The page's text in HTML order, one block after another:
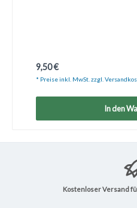
Regulärer Preis:
9,50 €
* Preise inkl. MwSt. zzgl.
In den
Kostenloser Versand